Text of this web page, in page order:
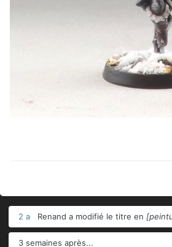
2 a Renand a modifié le titre en
3 semaines après...